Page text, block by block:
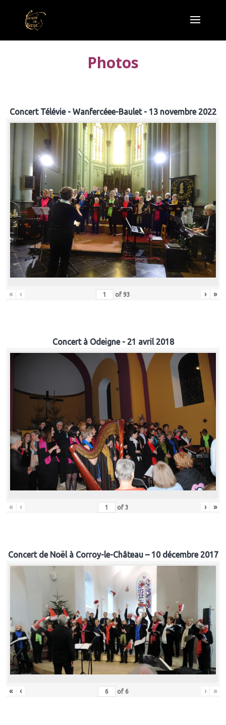
Photos
Concert Télévie - Wanfercéee-Baulet - 13 novembre 2022
« ‹ of 93 › »
Concert à Odeigne - 21 avril 2018
« ‹ of 3 › »
Concert de Noël à Corroy-le-Château – 10 décembre 2017
« ‹ of 6 › »